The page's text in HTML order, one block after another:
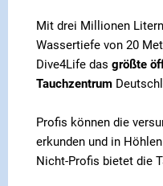
Mit drei Millionen
Wassertiefe von 20
Dive4Life das größte
Tauchzentrum
Profis können die
erkunden und in
Nicht-Profis bietet die